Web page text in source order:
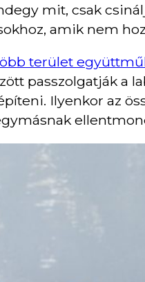
mit, csak
amik nem
terület
passzolgatják a
Ilyenkor az